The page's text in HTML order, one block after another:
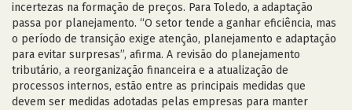
incertezas na formação de preços. Para Toledo, a adaptação
passa por planejamento. “O setor tende a ganhar eficiência, mas
o período de transição exige atenção, planejamento e adaptação
para evitar surpresas”, afirma. A revisão do planejamento
tributário, a reorganização financeira e a atualização de
processos internos, estão entre as principais medidas que
devem ser medidas adotadas pelas empresas para manter